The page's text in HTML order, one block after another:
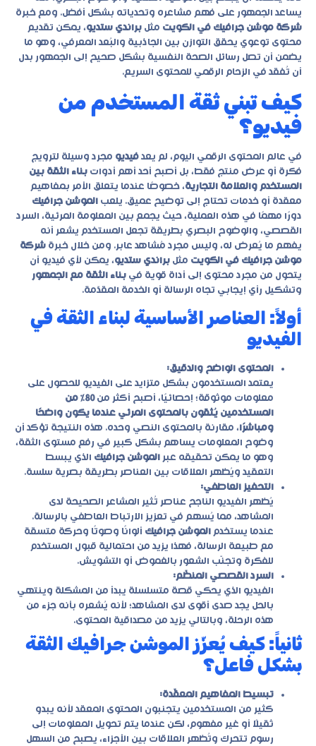
يساعد الجمهور على فهم مشاعره وتحدياته بشكل أفضل. ومع خبرة
شركة موشن جرافيك في الكويت مثل براندي ستديو، يمكن تقديم
محتوى توعوي يحقق التوازن بين الجاذبية والبُعد المعرفي، وهو ما
يضمن أن تصل رسائل الصحة النفسية بشكل صحيح إلى الجمهور بدل
أن تُفقد في الزحام الرقمي للمحتوى السريع.
كيف تبني ثقة المستخدم من
فيديو؟
في عالم المحتوى الرقمي اليوم، لم يعد فيديو مجرد وسيلة لترويج
فكرة أو عرض منتج فقط، بل أصبح أحد أهم أدوات بناء الثقة بين
المستخدم والعلامة التجارية، خصوصًا عندما يتعلق الأمر بمفاهيم
معقدة أو خدمات تحتاج إلى توضيح عميق. يلعب الموشن جرافيك
دورًا مهمًا في هذه العملية، حيث يجمع بين المعلومة المرئية، السرد
القصصي، والوضوح البصري بطريقة تجعل المستخدم يشعر أنه
يفهم ما يُعرض له، وليس مجرد مُشاهد عابر. ومن خلال خبرة شركة
موشن جرافيك في الكويت مثل براندي ستديو، يمكن لأي فيديو أن
يتحول من مجرد محتوى إلى أداة قوية في بناء الثقة مع الجمهور
وتشكيل رأي إيجابي تجاه الرسالة أو الخدمة المقدّمة.
أولاً: العناصر الأساسية لبناء الثقة في
الفيديو
المحتوى الواضح والدقيق:
يعتمد المستخدمون بشكل متزايد على الفيديو للحصول على
معلومات موثوقة؛ إحصائيًا، أصبح أكثر من
80٪ من
المستخدمين يُثقون بالمحتوى المرئي عندما يكون واضحًا
ومباشرًا، مقارنة بالمحتوى النصي وحده. هذه النتيجة تؤكد أن
وضوح المعلومات يساهم بشكل كبير في رفع مستوى الثقة،
وهو ما يمكن تحقيقه عبر الموشن جرافيك الذي يبسط
التعقيد ويُظهر العلاقات بين العناصر بطريقة بصرية سلسة.
التحفيز العاطفي:
يُظهر الفيديو الناجح عناصر تُثير المشاعر الصحيحة لدى
المشاهد، مما يُسهم في تعزيز الارتباط العاطفي بالرسالة.
عندما يستخدم الموشن جرافيك ألوانًا وصوتًا وحركة متسقة
مع طبيعة الرسالة، فهذا يزيد من احتمالية قبول المستخدم
للفكرة وتجنّب الشعور بالغموض أو التشويش.
السرد القصصي المنظّم:
الفيديو الذي يحكي قصة متسلسلة يبدأ من المشكلة وينتهي
بالحل يجد صدى أقوى لدى المشاهد؛ لأنه يُشعره بأنه جزء من
هذه الرحلة، وبالتالي يزيد من مصداقية المحتوى.
ثانياً: كيف يُعزّز الموشن جرافيك الثقة
بشكل فاعل؟
تبسيط المفاهيم المعقّدة:
كثير من المستخدمين يتجنبون المحتوى المعقد لأنه يبدو
ثقيلًا أو غير مفهوم، لكن عندما يتم تحويل المعلومات إلى
رسوم تتحرك وتُظهر العلاقات بين الأجزاء، يصبح من السهل